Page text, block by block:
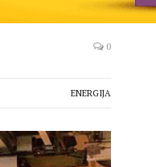
0
ENERGIJA